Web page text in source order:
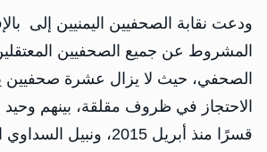
ودعت نقابة الصحفيين اليمنيين إلى
المشروط عن جميع الصحفيين
الصحفي، حيث لا يزال عشرة صحفيين
الاحتجاز في ظروف مقلقة، بينهم
قسرًا منذ أبريل 2015،